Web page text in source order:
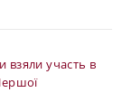
взяли участь в